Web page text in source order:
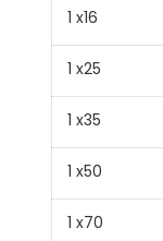
1 x16
1 x25
1 x35
1 x50
1 x70